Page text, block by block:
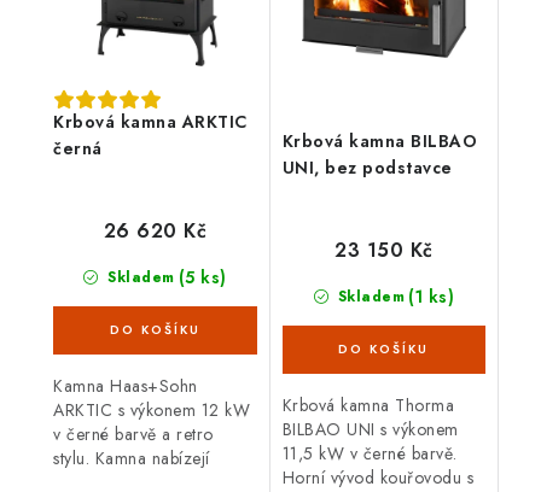
Krbová kamna ARKTIC
černá
Skladem (5 ks)
26 620 Kč
Kamna Haas+Sohn
ARKTIC s výkonem 12 kW
v černé barvě a retro
stylu. Kamna nabízejí
Krbová kamna BILBAO
UNI, bez podstavce
Skladem (1 ks)
23 150 Kč
Krbová kamna Thorma
BILBAO UNI s výkonem
11,5 kW v černé barvě.
Horní vývod kouřovodu s